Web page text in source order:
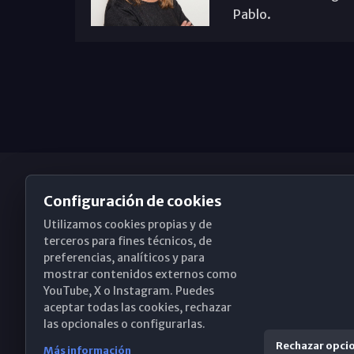
Pablo.
Obispado de Málaga
Santa María, 18-20. 29015 Málaga
(+34) 952 224 386
Configuración de cookies
Utilizamos cookies propias y de
terceros para fines técnicos, de
preferencias, analíticos y para
mostrar contenidos externos como
YouTube, X o Instagram. Puedes
aceptar todas las cookies, rechazar
las opcionales o configurarlas.
Más información Rechazar